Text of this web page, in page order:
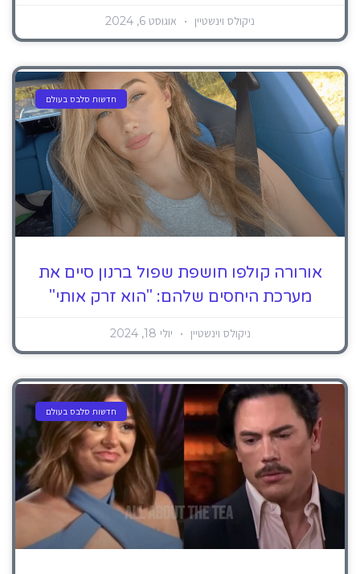
ניקולס וינשטיין אוגוסט 6, 2024
חדשות סלבס בעולם
אורורה קולפו חושפת שפול ברנון סיים את
מערכת היחסים שלהם: "הוא זרק אותי"
ניקולס וינשטיין יולי 18, 2024
חדשות סלבס בעולם